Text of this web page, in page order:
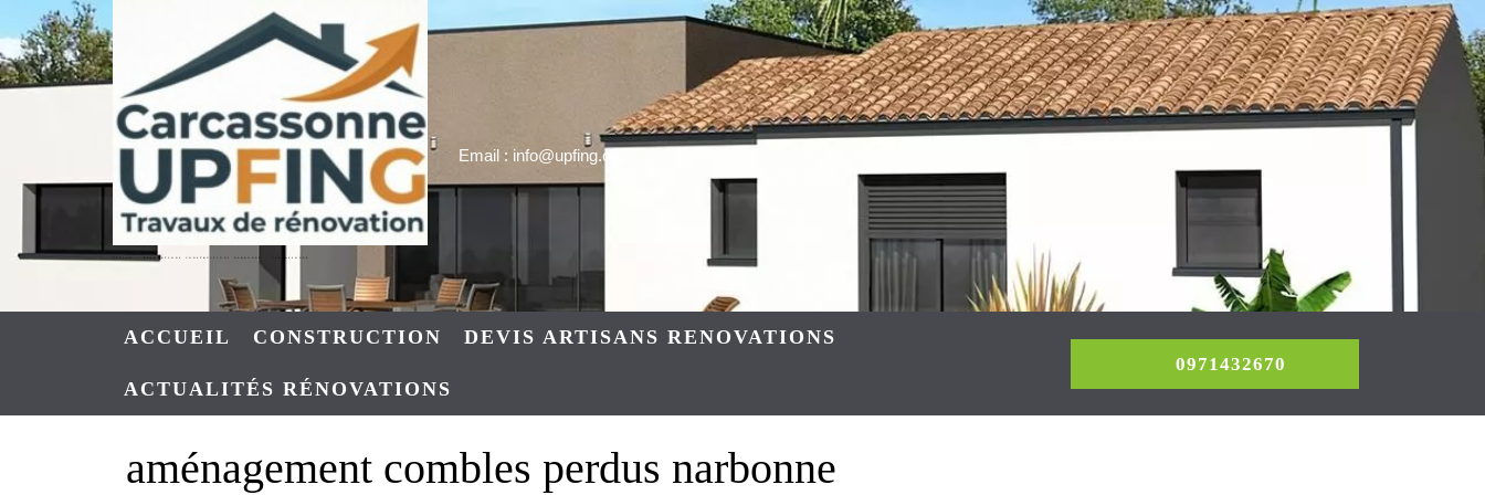
to
content
Email : info@upfing.org
ACCUEIL CONSTRUCTION DEVIS ARTISANS RENOVATIONS
ACTUALITÉS RÉNOVATIONS
0971432670
aménagement combles perdus narbonne